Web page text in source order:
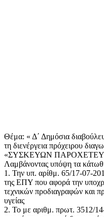
Θέμα: « Δ΄ Δημόσια
τη διενέργεια πρόχειρου
«ΣΥΣΚΕΥΩΝ
Λαμβάνοντας υπόψη τα
1. Την υπ. αρίθμ. 65/17-07-
της ΕΠΥ που αφορά την
τεχνικών προδιαγραφών και
υγείας
2. Το με αριθμ. πρωτ. 3512/